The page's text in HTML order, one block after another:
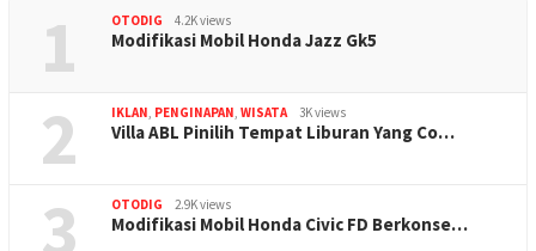
1 OTODIG 4.2K views
Modifikasi Mobil Honda Jazz Gk5
2 IKLAN, PENGINAPAN, WISATA 3K views
Villa ABL Pinilih Tempat Liburan Yang Co…
3 OTODIG 2.9K views
Modifikasi Mobil Honda Civic FD Berkonse…